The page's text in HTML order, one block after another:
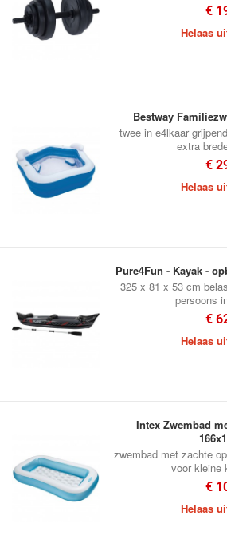
€
Helaas
Bestway
twee in e4lkaar
extra
€
Helaas
Pure4Fun - Kayak -
325 x 81 x 53 cm
persoons
€
Helaas
Intex Zwembad
zwembad met zachte
voor kleine
€
Helaas